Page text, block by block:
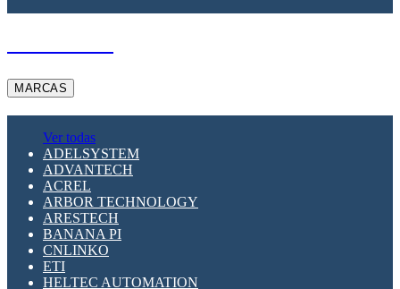
MARCAS
Ver todas
ADELSYSTEM
ADVANTECH
ACREL
ARBOR TECHNOLOGY
ARESTECH
BANANA PI
CNLINKO
ETI
HELTEC AUTOMATION